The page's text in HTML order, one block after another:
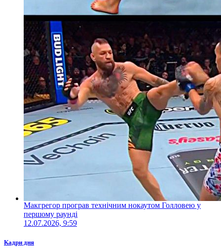
Макгрегор програв технічним нокаутом Голловею у
першому раунді
12.07.2026, 9:59
Кадри дня